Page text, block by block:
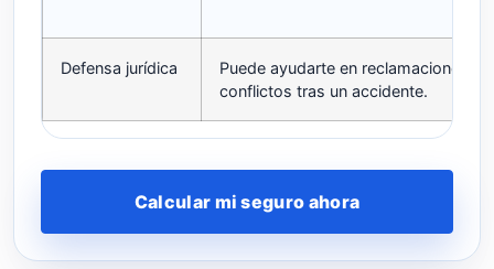
Defensa jurídica
Puede ayudarte en reclamaciones o
conflictos tras un accidente.
Calcular mi seguro ahora